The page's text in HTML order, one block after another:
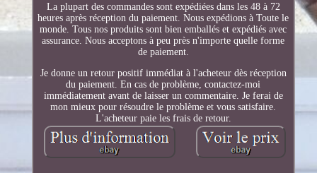
La plupart des commandes sont expédiées dans les 48 à 72
heures après réception du paiement. Nous expédions à Toute le
monde. Tous nos produits sont bien emballés et expédiés avec
assurance. Nous acceptons à peu près n'importe quelle forme
de paiement.
Je donne un retour positif immédiat à l'acheteur dès réception
du paiement. En cas de problème, contactez-moi
immédiatement avant de laisser un commentaire. Je ferai de
mon mieux pour résoudre le problème et vous satisfaire.
L'acheteur paie les frais de retour.